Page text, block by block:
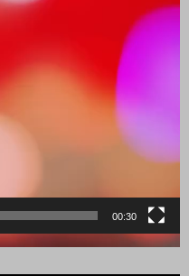
00:30